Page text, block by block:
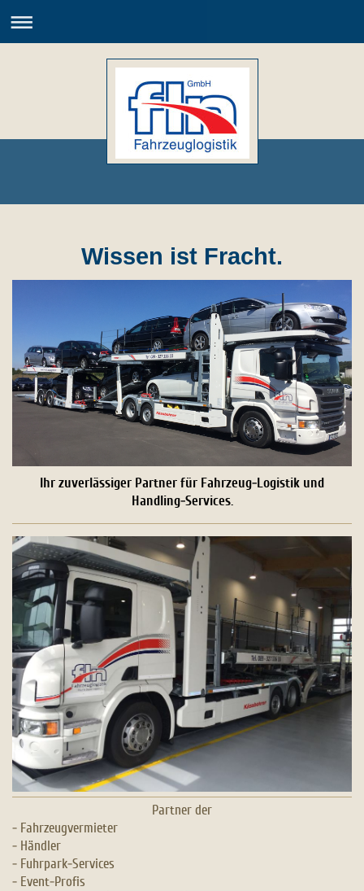
Wissen ist Fracht.
Ihr zuverlässiger Partner für Fahrzeug-Logistik und
Handling-Services.
Partner der
- Fahrzeugvermieter
- Händler
- Fuhrpark-Services
- Event-Profis